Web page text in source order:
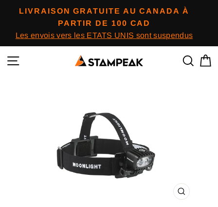
LIVRAISON GRATUITE AU CANADA À
PARTIR DE 100 CAD
Les envois vers les ETATS UNIS sont suspendus
FERMER